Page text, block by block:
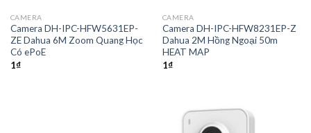
CAMERA
Camera DH-IPC-HFW5631EP-
ZE Dahua 6M Zoom Quang Học
Có ePoE
1₫
CAMERA
Camera DH-IPC-HFW8231EP-Z
Dahua 2M Hồng Ngoại 50m
HEAT MAP
1₫